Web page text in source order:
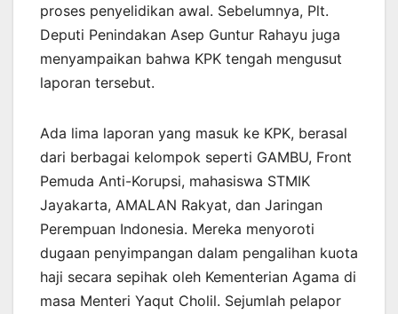
proses penyelidikan awal. Sebelumnya, Plt.
Deputi Penindakan Asep Guntur Rahayu juga
menyampaikan bahwa KPK tengah mengusut
laporan tersebut.
Ada lima laporan yang masuk ke KPK, berasal
dari berbagai kelompok seperti GAMBU, Front
Pemuda Anti-Korupsi, mahasiswa STMIK
Jayakarta, AMALAN Rakyat, dan Jaringan
Perempuan Indonesia. Mereka menyoroti
dugaan penyimpangan dalam pengalihan kuota
haji secara sepihak oleh Kementerian Agama di
masa Menteri Yaqut Cholil. Sejumlah pelapor